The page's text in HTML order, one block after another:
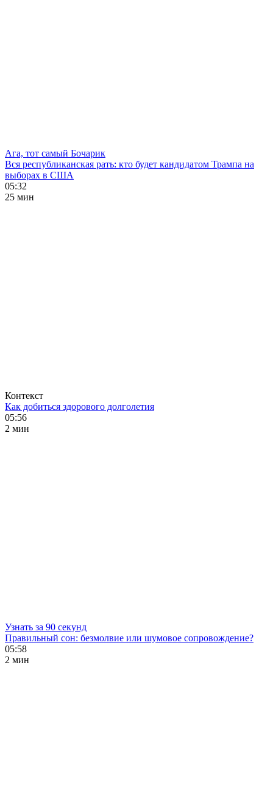
Ага, тот самый Бочарик
Вся республиканская рать: кто будет кандидатом Трампа на
выборах в США
05:32
25 мин
Контекст
Как добиться здорового долголетия
05:56
2 мин
Узнать за 90 секунд
Правильный сон: безмолвие или шумовое сопровождение?
05:58
2 мин